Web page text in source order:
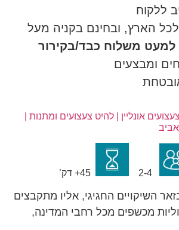
ללקוח
הארץ, ובחינם בקניה מעל
למעט משלוח כבד/בקירור
ומבצעים
השיקויים החגיגי, אליו מתקבצים
מכשפים מכל רחבי המדינה,